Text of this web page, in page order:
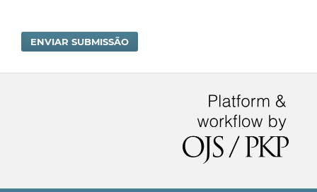
ENVIAR SUBMISSÃO